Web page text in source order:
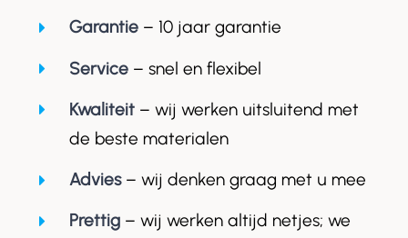
Garantie– 10 jaar garantie
Service – snel en flexibel
Kwaliteit– wij werken uitsluitend met
de beste materialen
Advies– wij denken graag met u mee
Prettig– wij werken altijd netjes; we